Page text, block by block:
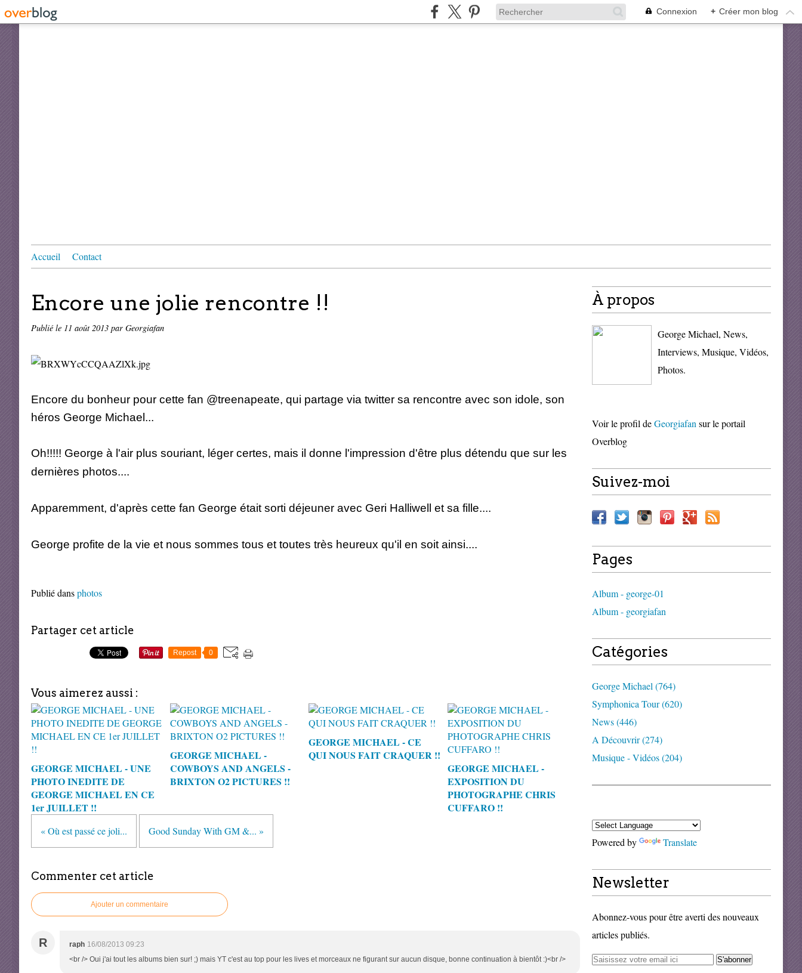
Connexion + Créer mon blog
Accueil Contact
Encore une jolie rencontre !!
Publié le 11 août 2013 par Georgiafan
Encore du bonheur pour cette fan @treenapeate, qui partage via twitter sa rencontre avec son idole, son
héros George Michael...
Oh!!!!! George à l'air plus souriant, léger certes, mais il donne l'impression d'être plus détendu que sur les
dernières photos....
Apparemment, d'après cette fan George était sorti déjeuner avec Geri Halliwell et sa fille....
George profite de la vie et nous sommes tous et toutes très heureux qu'il en soit ainsi....
Publié dansphotos
Partager cet article
Repost 0
Vous aimerez aussi :
GEORGE MICHAEL - UNE
PHOTO INEDITE DE
GEORGE MICHAEL EN CE
1er JUILLET !!
GEORGE MICHAEL -
COWBOYS AND ANGELS -
BRIXTON O2 PICTURES !!
GEORGE MICHAEL - CE
QUI NOUS FAIT CRAQUER !!
GEORGE MICHAEL -
EXPOSITION DU
PHOTOGRAPHE CHRIS
CUFFARO !!
« Où est passé ce joli... Good Sunday With GM &... »
Commenter cet article
Ajouter un commentaire
R raph 16/08/2013 09:23
<br /> Oui j'ai tout les albums bien sur! ;) mais YT c'est au top pour les lives et morceaux ne figurant sur aucun disque, bonne continuation à bientôt :)<br />
À propos
George Michael, News,
Interviews, Musique, Vidéos,
Photos.
Voir le profil deGeorgiafan sur le portail
Overblog
Suivez-moi
Pages
Album - george-01
Album - georgiafan
Catégories
George Michael (764)
Symphonica Tour (620)
News (446)
A Découvrir (274)
Musique - Vidéos (204)
Powered by Translate
Newsletter
Abonnez-vous pour être averti des nouveaux
articles publiés.